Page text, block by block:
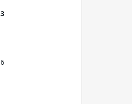
3